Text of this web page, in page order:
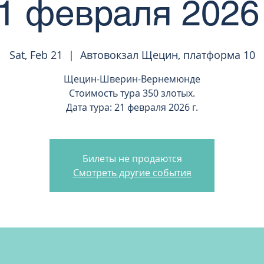
февраля 2026
Sat, Feb 21
  |
Автовокзал Щецин, платформа 10
Щецин-Шверин-Вернемюнде
Стоимость тура 350 злотых.
Дата тура: 21 февраля 2026 г.
Билеты не продаются
Смотреть другие события